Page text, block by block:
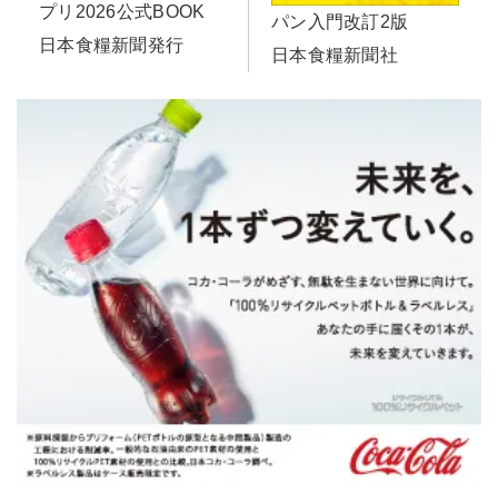
プリ2026公式BOOK
日本食糧新聞発行
パン入門改訂2版
日本食糧新聞社